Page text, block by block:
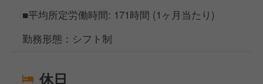
■平均所定労働時間: 171時間 (1ヶ月当たり)
勤務形態：シフト制
休日